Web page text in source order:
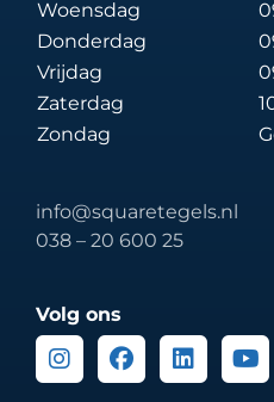
Woensdag
Donderdag
Vrijdag
Zaterdag
Zondag
info@squaretegels.nl
038 – 20 600 25
Volg ons
InstagramFacebook
Linkedin